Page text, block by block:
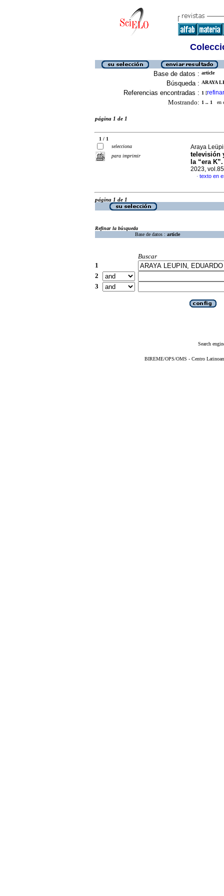
Base de datos : article
Búsqueda : ARAYA
Referencias encontradas : 1 [refinar
Mostrando: 1 .. 1 en
página 1 de 1
1 / 1
selecciona
para imprimir
Araya
televisión
la “era
2023,
· texto en
página 1 de 1
Refinar la búsqueda
Base de datos : article
Buscar
1
2
3
Search
BIREME/OPS/OMS - Centro